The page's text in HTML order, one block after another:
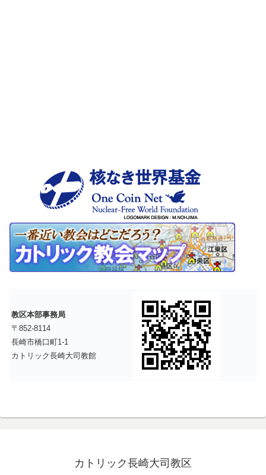
教区本部事務局
〒852-8114
長崎市橋口町1-1
カトリック長崎大司教館
カトリック長崎大司教区